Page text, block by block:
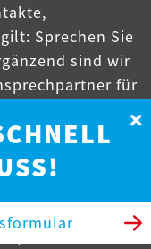
Sprechen Sie
sind wir
für
Spiralkabel in
seit Jahren